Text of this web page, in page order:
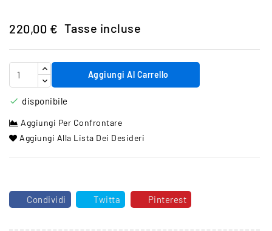
220,00 € Tasse incluse
Aggiungi Al Carrello
 disponibile
Aggiungi Per Confrontare
Aggiungi Alla Lista Dei Desideri
Condividi Twitta Pinterest